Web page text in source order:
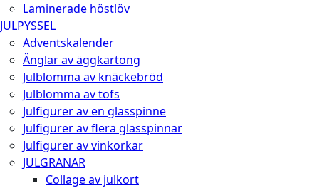
Laminerade höstlöv
JULPYSSEL
Adventskalender
Änglar av äggkartong
Julblomma av knäckebröd
Julblomma av tofs
Julfigurer av en glasspinne
Julfigurer av flera glasspinnar
Julfigurer av vinkorkar
JULGRANAR
Collage av julkort